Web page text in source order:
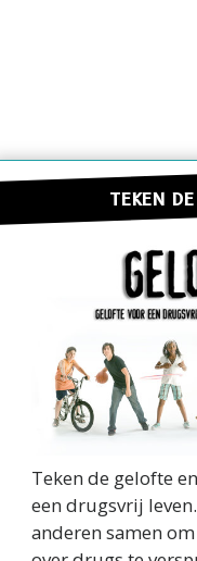
TEKEN
Teken de gelofte
een drugsvrij
anderen samen